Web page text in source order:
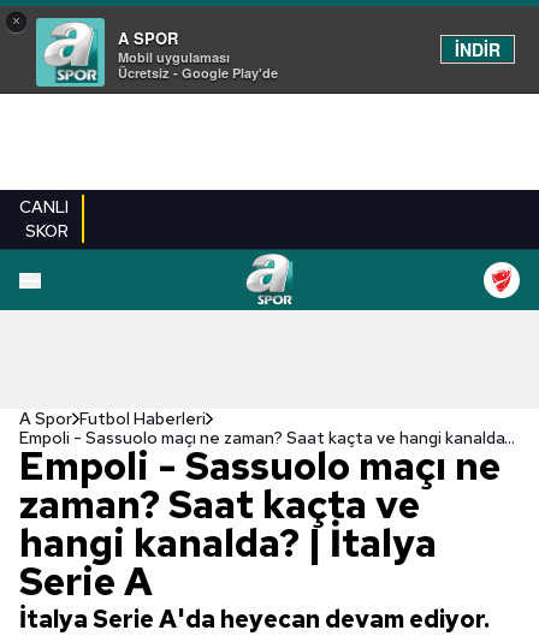
×
A SPOR
Mobil uygulaması
Ücretsiz - Google Play'de
İNDİR
CANLI
SKOR
A Spor Futbol Haberleri
Empoli - Sassuolo maçı ne zaman? Saat kaçta ve hangi kanalda? | İtalya Serie A
Empoli - Sassuolo maçı ne
zaman? Saat kaçta ve
hangi kanalda? | İtalya
Serie A
İtalya Serie A'da heyecan devam ediyor.